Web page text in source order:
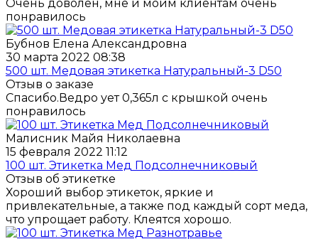
Очень доволен, мне и моим клиентам очень
понравилось
Бубнов Елена Александровна
30 марта 2022 08:38
500 шт. Медовая этикетка Натуральный-3 D50
Отзыв о заказе
Спасибо.Ведро ует 0,365л с крышкой очень
понравилось
Малисник Майя Николаевна
15 февраля 2022 11:12
100 шт. Этикетка Мед Подсолнечниковый
Отзыв об этикетке
Хороший выбор этикеток, яркие и
привлекательные, а также под каждый сорт меда,
что упрощает работу. Клеятся хорошо.